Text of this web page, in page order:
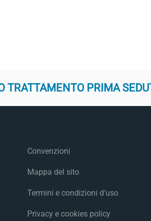
TRATTAMENTO PRIMA
Convenzioni
Mappa del sito
Termini e condizioni d'uso
Privacy e cookies policy